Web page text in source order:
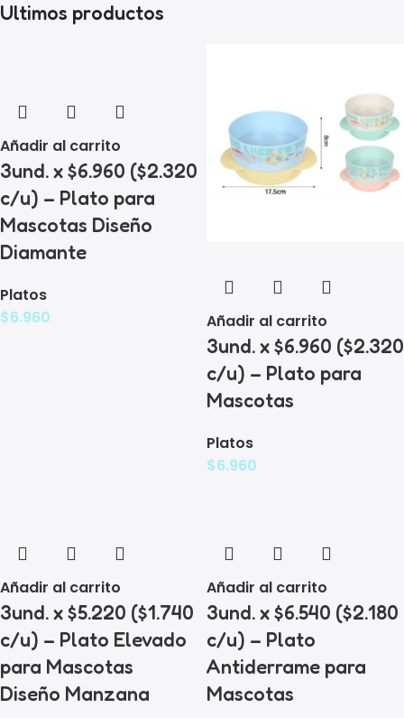
Ultimos productos
Añadir al carrito
3und. x $6.960 ($2.320
c/u) – Plato para
Mascotas Diseño
Diamante
Platos
$6.960 Añadir al carrito
3und. x $6.960 ($2.320
c/u) – Plato para
Mascotas
Platos
$6.960
Añadir al carrito
3und. x $5.220 ($1.740
c/u) – Plato Elevado
para Mascotas
Diseño Manzana
Añadir al carrito
3und. x $6.540 ($2.180
c/u) – Plato
Antiderrame para
Mascotas